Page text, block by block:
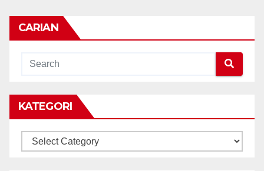
CARIAN
KATEGORI
KATEGORI